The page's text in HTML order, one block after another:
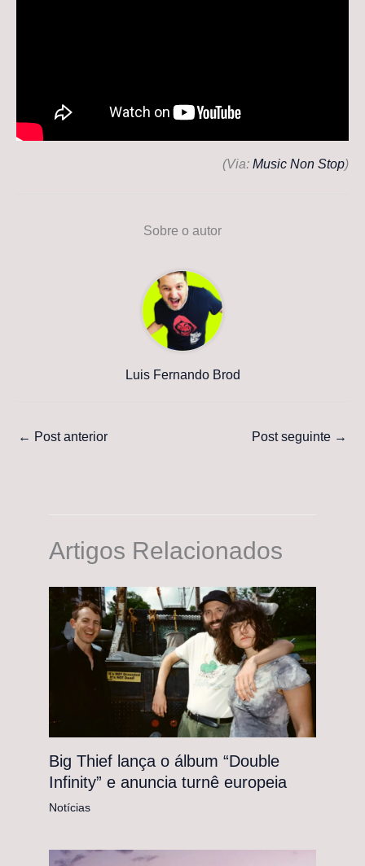
(Via: Music Non Stop)
Sobre o autor
Luis Fernando Brod
← Post anterior Post seguinte →
Artigos Relacionados
Big Thief lança o álbum “Double
Infinity” e anuncia turnê europeia
Notícias